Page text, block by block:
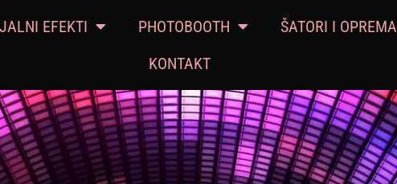
EFEKTI PHOTOBOOTH ŠATORI I OPREMA
KONTAKT